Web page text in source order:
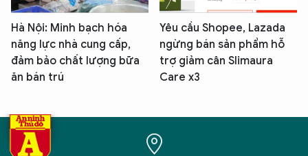
Hà Nội: Minh bạch hóa
năng lực nhà cung cấp,
đảm bảo chất lượng bữa
ăn bán trú
Yêu cầu Shopee, Lazada
ngừng bán sản phẩm hỗ
trợ giảm cân Slimaura
Care x3